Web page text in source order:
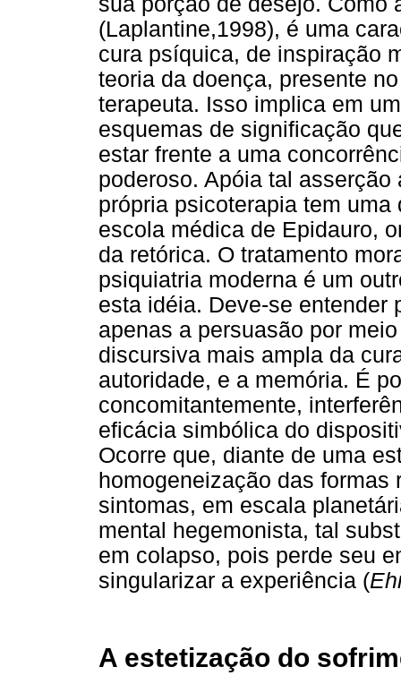
(Laplantine,1998), é uma
cura psíquica, de inspiração
teoria da doença, presente
terapeuta. Isso implica em
esquemas de significação
estar frente a uma
poderoso. Apóia tal
própria psicoterapia tem
escola médica de Epidauro,
da retórica. O tratamento
psiquiatria moderna é um
esta idéia. Deve-se entender
apenas a persuasão por
discursiva mais ampla da
autoridade, e a memória. É
concomitantemente,
eficácia simbólica do
Ocorre que, diante de uma
homogeneização das formas
sintomas, em escala
mental hegemonista, tal
em colapso, pois perde seu
singularizar a experiência (
A estetização do